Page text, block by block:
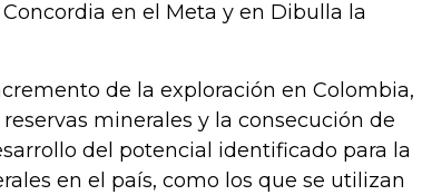
en el Meta y en Dibulla la
de la exploración en Colombia,
minerales y la consecución de
del potencial identificado para la
en el país, como los que se utilizan